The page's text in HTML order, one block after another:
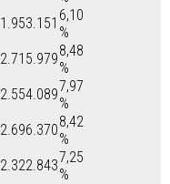
1.953.151 6,10
%
2.715.9798,48
%
2.554.0897,97
%
2.696.3708,42
%
2.322.8437,25
%